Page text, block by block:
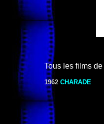
Tous les films de
1962 CHARADE